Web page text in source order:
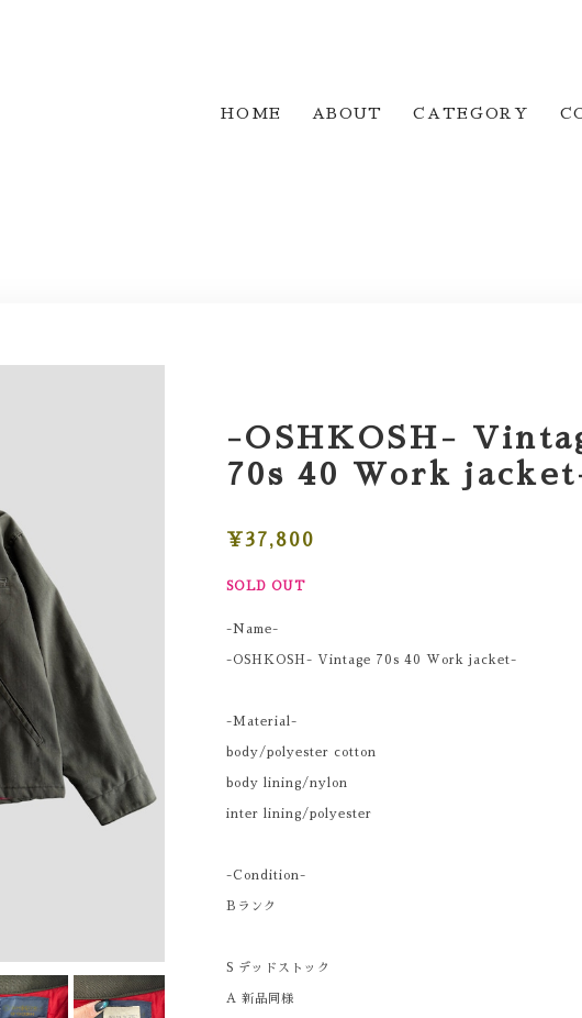
HOME ABOUT CATEGORY
-OSHKOSH-
70s 40 Work
¥37,800
SOLD OUT
-Name-
-OSHKOSH- Vintage 70s 40 Work jacket-
-Material-
body/polyester cotton
body lining/nylon
inter lining/polyester
-Condition-
Bランク
S デッドストック
A 新品同様